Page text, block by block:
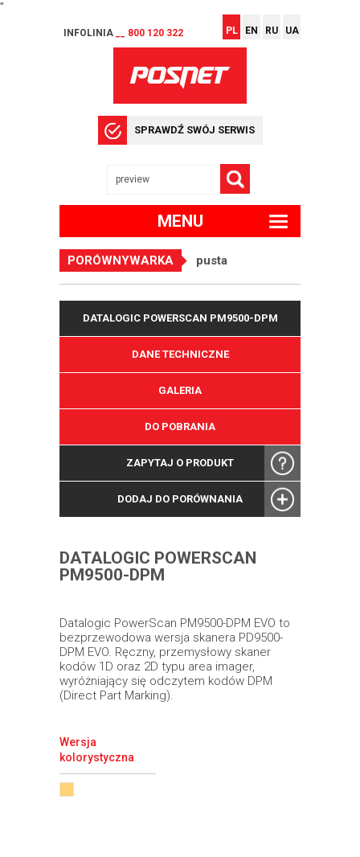
"
INFOLINIA __ 800 120 322 PL EN RU UA
SPRAWDŹ SWÓJ SERWIS
MENU
PORÓWNYWARKA pusta
DATALOGIC POWERSCAN PM9500-DPM
DANE TECHNICZNE
GALERIA
DO POBRANIA
ZAPYTAJ O PRODUKT
DODAJ DO PORÓWNANIA
DATALOGIC POWERSCAN
PM9500-DPM
Datalogic PowerScan PM9500-DPM EVO to
bezprzewodowa wersja skanera PD9500-
DPM EVO. Ręczny, przemysłowy skaner
kodów 1D oraz 2D typu area imager,
wyróżniający się odczytem kodów DPM
(Direct Part Marking).
Wersja
kolorystyczna